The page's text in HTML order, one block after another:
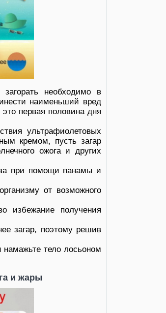
необходимо в
наименьший вред
первая половина дня
ультрафиолетовых
кремом, пусть загар
ожога и других
при помощи панамы и
от возможного
избежание получения
загар, поэтому решив
тело лосьоном
и жары